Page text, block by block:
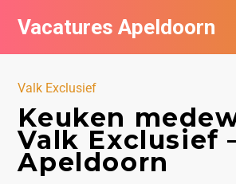
Vacatures Apeldoorn
Valk Exclusief
Keuken
Valk Exclusief
Apeldoorn
Vacatures per bedrijf
Nieuwsbrief feed